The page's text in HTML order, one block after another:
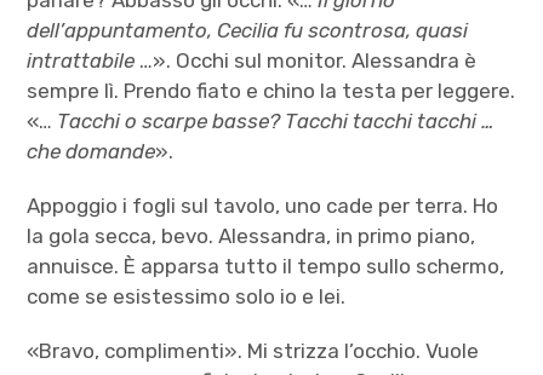
dell’appuntamento, Cecilia fu scontrosa, quasi
intrattabile …». Occhi sul monitor. Alessandra è
sempre lì. Prendo fiato e chino la testa per leggere.
«… Tacchi o scarpe basse? Tacchi tacchi tacchi …
che domande».
Appoggio i fogli sul tavolo, uno cade per terra. Ho
la gola secca, bevo. Alessandra, in primo piano,
annuisce. È apparsa tutto il tempo sullo schermo,
come se esistessimo solo io e lei.
«Bravo, complimenti». Mi strizza l’occhio. Vuole